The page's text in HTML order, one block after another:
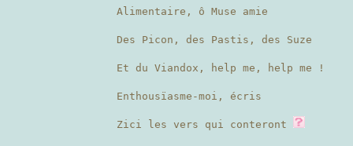
Alimentaire, ô Muse amie
Des Picon, des Pastis, des Suze
Et du Viandox, help me, help me !
Enthousïasme-moi, écris
Zici les vers qui conteront